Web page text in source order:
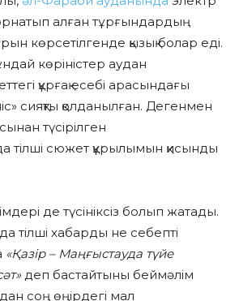
алған тұрғындардың
көрсетілгенде қызық болар еді.
көріністер аудан
құрғақ есебі арасындағы
сияқты қолданылған. Дегенмен
түсірілген
тілші сюжет құрылымын қисынды
де түсініксіз болып жатады.
тілші хабарды не себепті
«Қазір – Маңғыстауда түйе
деп бастайтыны беймәлім
соң өңірдегі мал